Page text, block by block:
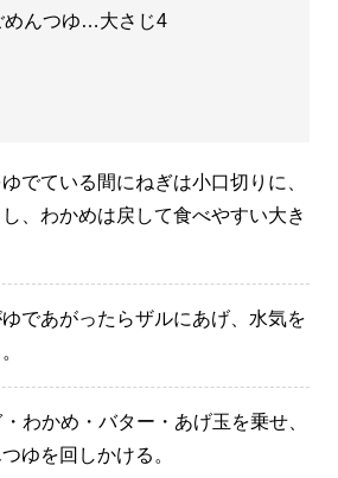
めんつゆ…大さじ4
でている間にねぎは小口切りに、
、わかめは戻して食べやすい大き
であがったらザルにあげ、水気を
わかめ・バター・あげ玉を乗せ、
ゆを回しかける。